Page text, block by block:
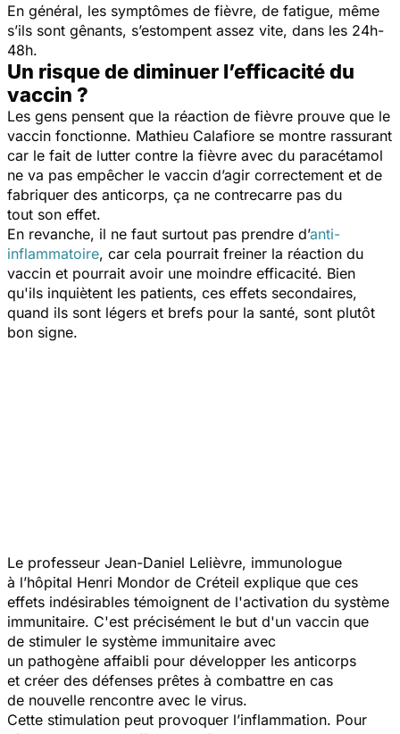
En général, les symptômes de fièvre, de fatigue, même
s’ils sont gênants, s’estompent assez vite, dans les 24h-
48h.
Un risque de diminuer l’efficacité du
vaccin ?
Les gens pensent que la réaction de fièvre prouve que le
vaccin fonctionne. Mathieu Calafiore se montre rassurant
car le fait de lutter contre la fièvre avec du paracétamol
ne va pas empêcher le vaccin d’agir correctement et de
fabriquer des anticorps, ça ne contrecarre pas du
tout son effet.
En revanche, il ne faut surtout pas prendre d’anti-
inflammatoire, car cela pourrait freiner la réaction du
vaccin et pourrait avoir une moindre efficacité. Bien
qu'ils inquiètent les patients, ces effets secondaires,
quand ils sont légers et brefs pour la santé, sont plutôt
bon signe.
Le professeur Jean-Daniel Lelièvre, immunologue
à l’hôpital Henri Mondor de Créteil explique que ces
effets indésirables témoignent de l'activation du système
immunitaire. C'est précisément le but d'un vaccin que
de stimuler le système immunitaire avec
un pathogène affaibli pour développer les anticorps
et créer des défenses prêtes à combattre en cas
de nouvelle rencontre avec le virus.
Cette stimulation peut provoquer l’inflammation. Pour